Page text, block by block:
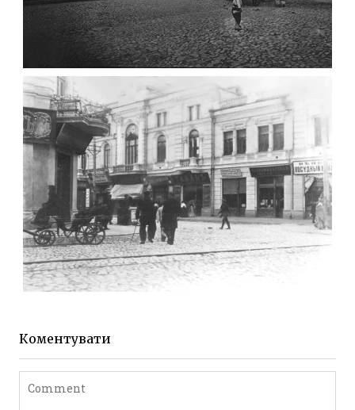
ФОТО ЖИТОМИРА 1905 ВУЛ.
МИХАЙЛІВСЬКА-СКОРУЛЬСЬКОГО
Фото Житомира період
до 1917 року
Leave a comment
ЖИТОМИР МИХАЙЛІВСЬКА 1903 РОКУ
Коментувати